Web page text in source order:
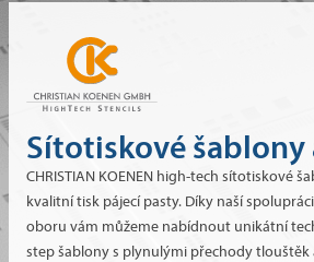
Sítotiskové šablony
CHRISTIAN KOENEN high-tech sítotiskové
kvalitní tisk pájecí pasty. Díky naší
oboru vám můžeme nabídnout unikátní
step šablony s plynulými přechody